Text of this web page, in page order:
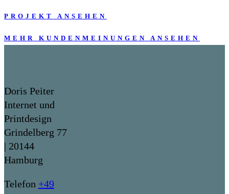
PROJEKT ANSEHEN
MEHR KUNDENMEINUNGEN ANSEHEN
Doris Peiter
Internet und
Printdesign
Grindelberg 77
| 20144
Hamburg
Telefon +49